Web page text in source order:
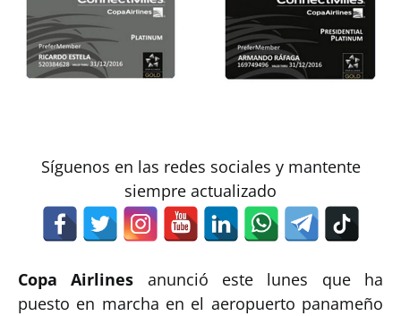
Síguenos en las redes sociales y mantente
siempre actualizado
Copa Airlines anunció este lunes que ha
puesto en marcha en el aeropuerto panameño